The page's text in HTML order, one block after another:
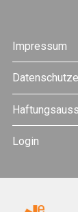
Impressum
Login